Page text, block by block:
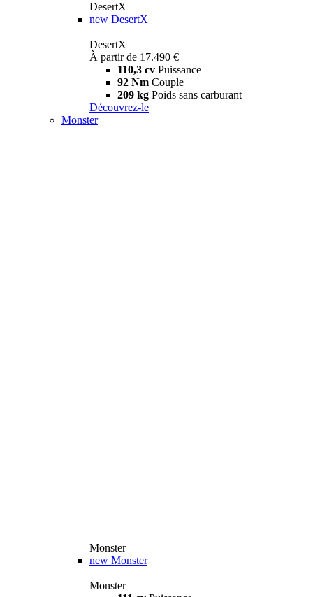
DesertX
new DesertX
DesertX
À partir de 17.490 €
110,3 cv Puissance
92 Nm Couple
209 kg Poids sans carburant
Découvrez-le
Monster
Monster
new Monster
Monster